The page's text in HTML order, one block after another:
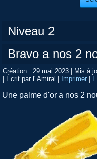
Niveau 2
Bravo a nos 2
Création : 29 mai 2023 | Mis à
| Écrit par l' Amiral | Imprimer |
Une palme d'or a nos 2